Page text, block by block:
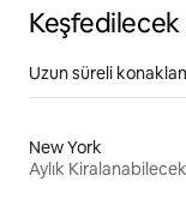
Uzun süreli
New York
Aylık